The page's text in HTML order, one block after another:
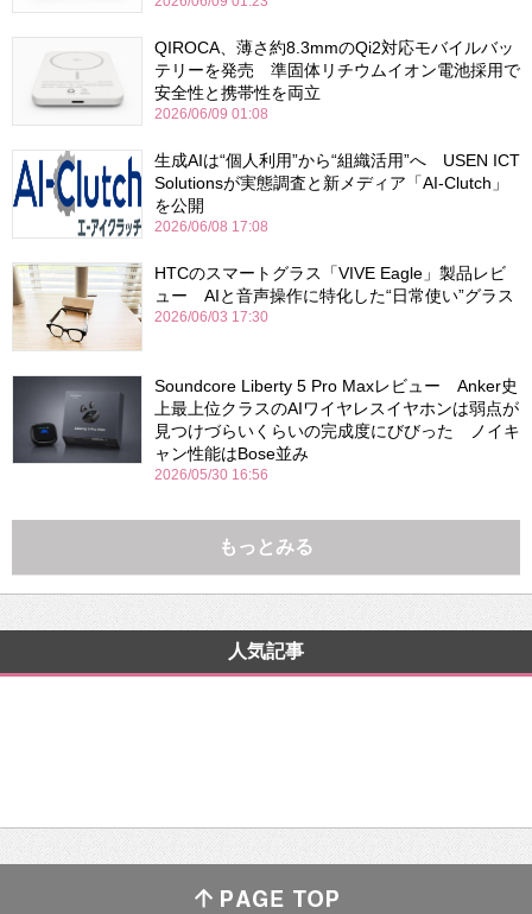
QIROCA、薄さ約8.3mmのQi2対応モバイルバッ
テリーを発売 準固体リチウムイオン電池採用で
安全性と携帯性を両立
2026/06/09 01:08
生成AIは“個人利用”から“組織活用”へ USEN ICT
Solutionsが実態調査と新メディア「AI-Clutch」
を公開
2026/06/08 17:08
HTCのスマートグラス「VIVE Eagle」製品レビ
ュー AIと音声操作に特化した“日常使い”グラス
2026/06/03 17:30
Soundcore Liberty 5 Pro Maxレビュー Anker史
上最上位クラスのAIワイヤレスイヤホンは弱点が
見つけづらいくらいの完成度にびびった ノイキ
ャン性能はBose並み
2026/05/30 16:56
もっとみる
人気記事